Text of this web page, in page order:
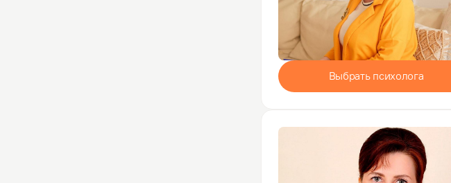
Выбрать психолога